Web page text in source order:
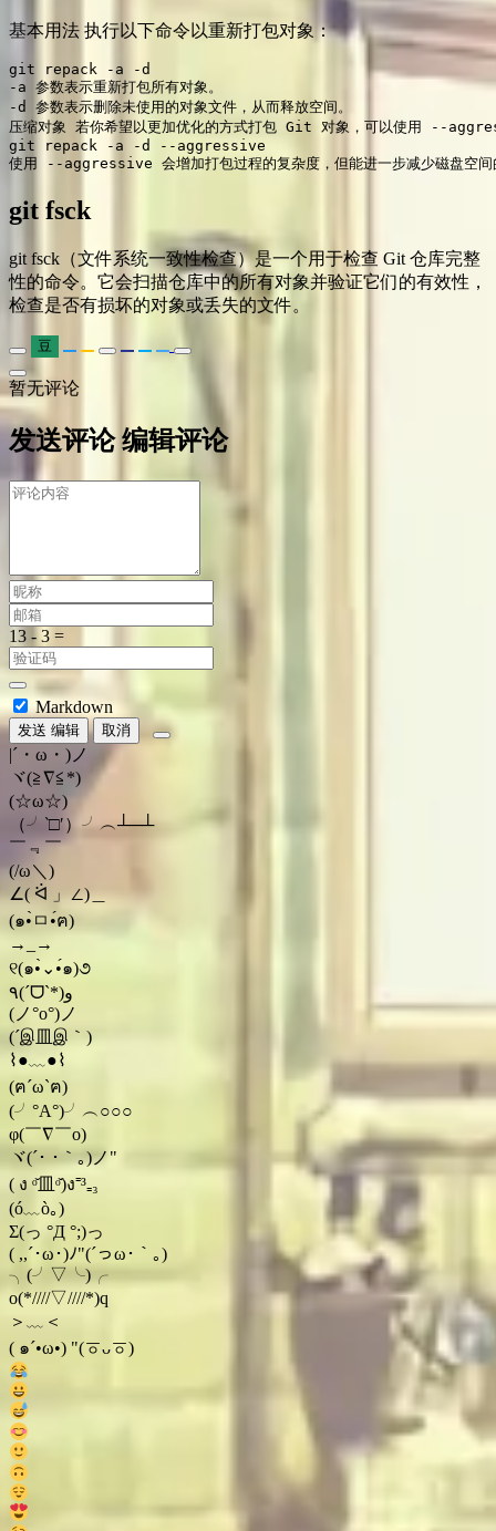
基本用法 执行以下命令以重新打包对象：
git repack -a -d
-a 参数表示重新打包所有对象。
-d 参数表示删除未使用的对象文件，从而释放空间。
压缩对象 若你希望以更加优化的方式打包 Git 对象，可以使用 --
git repack -a -d --aggressive
使用 --aggressive 会增加打包过程的复杂度，但能进一步减少磁盘空间
git fsck
git fsck（文件系统一致性检查）是一个用于检查 Git 仓库完整
性的命令。它会扫描仓库中的所有对象并验证它们的有效性，
检查是否有损坏的对象或丢失的文件。
豆
暂无评论
发送评论 编辑评论
Markdown
发送 编辑 取消
|´・ω・)ノ
ヾ(≧∇≦*)ゝ
(☆ω☆)
（╯‵□′）╯︵┴─┴
￣﹃￣
(/ω＼)
∠( ᐛ 」∠)＿
(๑•̀ㅁ•́ฅ)
→_→
୧(๑•̀⌄•́๑)૭
٩(ˊᗜˋ*)و
(ノ°ο°)ノ
(´இ皿இ｀)
⌇●﹏●⌇
(ฅ´ω`ฅ)
(╯°A°)╯︵○○○
φ(￣∇￣o)
ヾ(´･ ･｀｡)ノ"
( ง ᵒ̌皿ᵒ̌)ง⁼³₌₃
(ó﹏ò｡)
Σ(っ °Д °;)っ
( ,,´･ω･)ﾉ"(´っω･｀｡)
╮(╯▽╰)╭
o(*////▽////*)q
＞﹏＜
( ๑´•ω•) "(ㆆᴗㆆ)